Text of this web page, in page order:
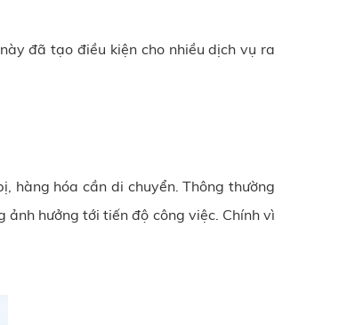
đã tạo điều kiện cho nhiều dịch vụ ra
hàng hóa cần di chuyển. Thông thường
hưởng tới tiến độ công việc. Chính vì